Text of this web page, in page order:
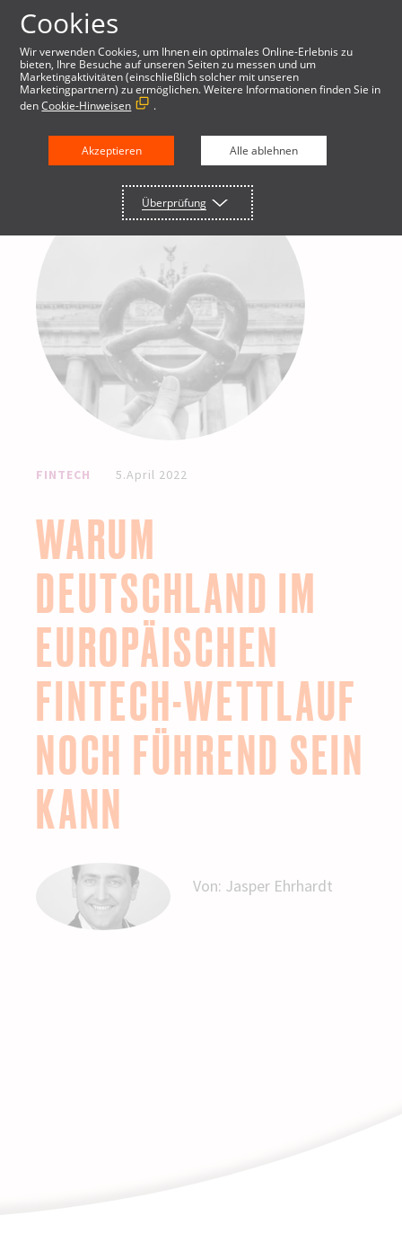
FINTECH 5.April 2022
WARUM
DEUTSCHLAND IM
EUROPÄISCHEN
FINTECH-WETTLAUF
NOCH FÜHREND SEIN
KANN
Von: Jasper Ehrhardt
Cookies
Wir verwenden Cookies, um Ihnen ein optimales Online-Erlebnis zu
bieten, Ihre Besuche auf unseren Seiten zu messen und um
Marketingaktivitäten (einschließlich solcher mit unseren
Marketingpartnern) zu ermöglichen. Weitere Informationen finden Sie in
denCookie-Hinweisen .
Akzeptieren Alle ablehnen
Überprüfung